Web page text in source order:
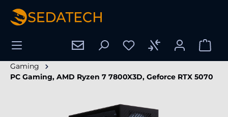
principal
Gaming
PC Gaming, AMD Ryzen 7 7800X3D, Geforce RTX 5070
Omitir galería de imágenes